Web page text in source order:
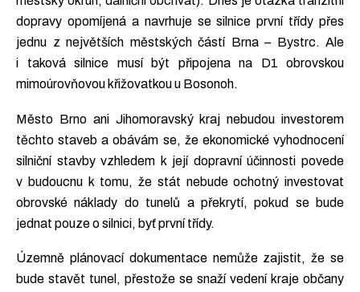
dopravy opomíjená a navrhuje se silnice první třídy přes
jednu z největších městských částí Brna – Bystrc. Ale
i taková silnice musí být připojena na D1 obrovskou
mimoúrovňovou křižovatkou u Bosonoh.
Město Brno ani Jihomoravský kraj nebudou investorem
těchto staveb a obávám se, že ekonomické vyhodnocení
silniční stavby vzhledem k její dopravní účinnosti povede
v budoucnu k tomu, že stát nebude ochotný investovat
obrovské náklady do tunelů a překrytí, pokud se bude
jednat pouze o silnici, byť první třídy.
Územně plánovací dokumentace nemůže zajistit, že se
bude stavět tunel, přestože se snaží vedení kraje občany